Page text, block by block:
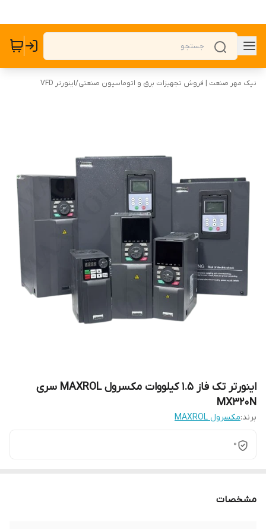
نیک مهر صنعت | فروش تجهیزات برق و اتوماسیون صنعتی/اینورتر VFD
اینورتر تک فاز 1.5 کیلووات مکسرول MAXROL سری
MX320N
برند:مکسرول MAXROL
0
مشخصات